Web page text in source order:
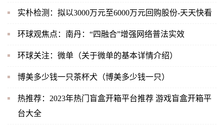
实朴检测：拟以3000万元至6000万元回购股份-天天快看
环球观焦点：南丹：“四融合”增强网络普法实效
环球关注：微单（关于微单的基本详情介绍）
博美多少钱一只茶杯犬（博美多少钱一只）
热推荐：2023年热门盲盒开箱平台推荐 游戏盲盒开箱平
台大全